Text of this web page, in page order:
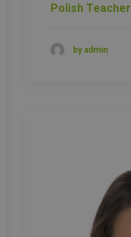
Polish Teacher
by admin